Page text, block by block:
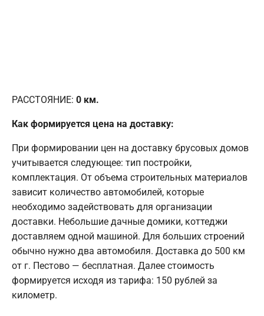
РАССТОЯНИЕ: 0 км.
Как формируется цена на доставку:
При формировании цен на доставку брусовых домов
учитывается следующее: тип постройки,
комплектация. От объема строительных материалов
зависит количество автомобилей, которые
необходимо задействовать для организации
доставки. Небольшие дачные домики, коттеджи
доставляем одной машиной. Для больших строений
обычно нужно два автомобиля. Доставка до 500 км
от г. Пестово — бесплатная. Далее стоимость
формируется исходя из тарифа: 150 рублей за
километр.